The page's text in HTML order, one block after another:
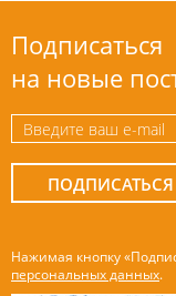
Подписаться
на новые
ПОДПИСАТЬСЯ
Нажимая кнопку
персональных данных.